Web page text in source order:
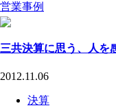
営業事例
三共決算に思う、人を
2012.11.06
決算